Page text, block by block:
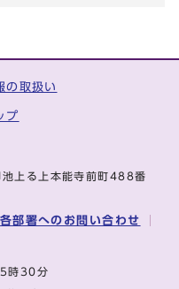
の取扱い
プ
上る上本能寺前町488番
各部署へのお問い合わせ
5時30分